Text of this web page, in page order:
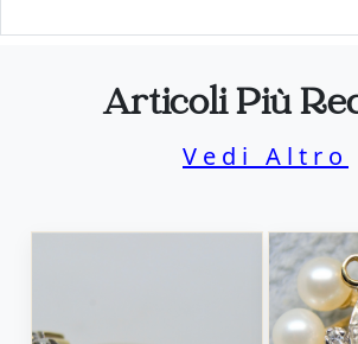
Articoli Più
Vedi Altro